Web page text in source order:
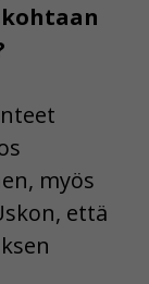
myös
että